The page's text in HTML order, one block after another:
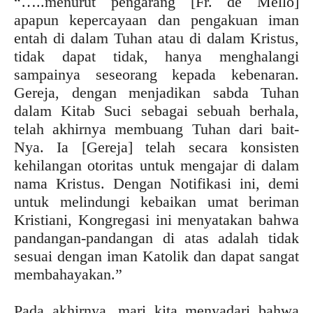
apapun kepercayaan dan pengakuan iman
entah di dalam Tuhan atau di dalam Kristus,
tidak dapat tidak, hanya menghalangi
sampainya seseorang kepada kebenaran.
Gereja, dengan menjadikan sabda Tuhan
dalam Kitab Suci sebagai sebuah berhala,
telah akhirnya membuang Tuhan dari bait-
Nya. Ia [Gereja] telah secara konsisten
kehilangan otoritas untuk mengajar di dalam
nama Kristus. Dengan Notifikasi ini, demi
untuk melindungi kebaikan umat beriman
Kristiani, Kongregasi ini menyatakan bahwa
pandangan-pandangan di atas adalah tidak
sesuai dengan iman Katolik dan dapat sangat
membahayakan.”